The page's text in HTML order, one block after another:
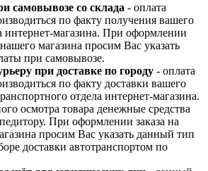
самовывозе со склада - оплата
по факту получения вашего
интернет-магазина. При оформлении
нашего магазина просим Вас указать
при самовывозе.
при доставке по городу - оплата
по факту доставки вашего
отдела интернет-магазина.
осмотра товара денежные средства
При оформлении заказа на
просим Вас указать данный тип
доставки автотранспортом по